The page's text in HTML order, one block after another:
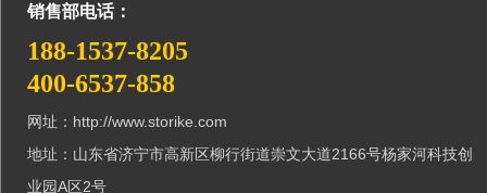
销售部电话：
188-1537-8205
400-6537-858
网址：http://www.storike.com
地址：山东省济宁市高新区柳行街道崇文大道2166号杨家河科技创
业园A区2号